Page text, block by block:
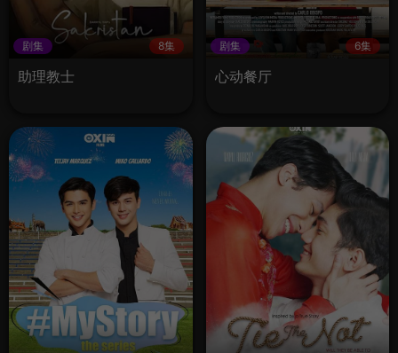
剧集 8集
助理教士
剧集 6集
心动餐厅